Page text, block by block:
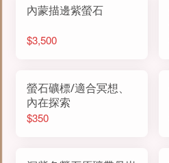
內蒙描邊紫螢石
$3,500
螢石礦標/適合冥想、
內在探索
$350